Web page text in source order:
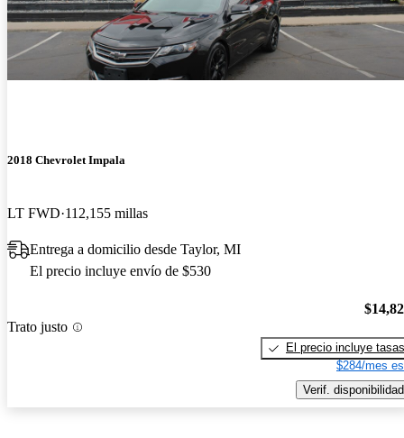
2018 Chevrolet Impala
LT FWD 112,155 millas
Entrega a domicilio desde Taylor, MI
El precio incluye envío de $530
Trato justo
El precio incluye tasas
$284/mes
Verif. disponibilidad